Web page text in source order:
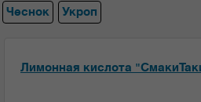
Чеснок
Укроп
Лимонная кислота